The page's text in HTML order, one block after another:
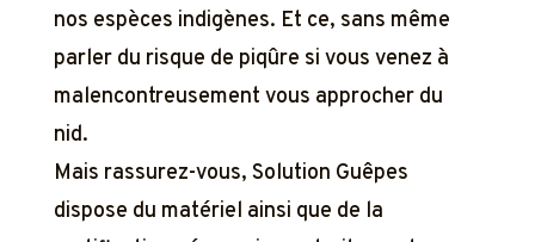
nos espèces indigènes. Et ce, sans même
parler du risque de piqûre si vous venez à
malencontreusement vous approcher du
nid.
Mais rassurez-vous, Solution Guêpes
dispose du matériel ainsi que de la